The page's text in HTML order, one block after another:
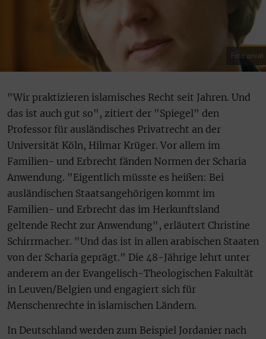
Foto: privat
"Wir praktizieren islamisches Recht seit Jahren. Und
das ist auch gut so", zitiert der "Spiegel" den
Professor für ausländisches Privatrecht an der
Universität Köln, Hilmar Krüger. Vor allem im
Familien- und Erbrecht fänden Normen der Scharia
Anwendung. "Eigentlich müsste es heißen: Bei
ausländischen Staatsangehörigen kommt im
Familien- und Erbrecht das im Herkunftsland
geltende Recht zur Anwendung", erläutert Christine
Schirrmacher. "Und das ist in allen arabischen Staaten
von der Scharia geprägt." Die 48-Jährige lehrt unter
anderem an der Evangelisch-Theologischen Fakultät
in Leuven/Belgien und engagiert sich für
Menschenrechte in islamischen Ländern.
In Deutschland werden zum Beispiel Jordanier nach